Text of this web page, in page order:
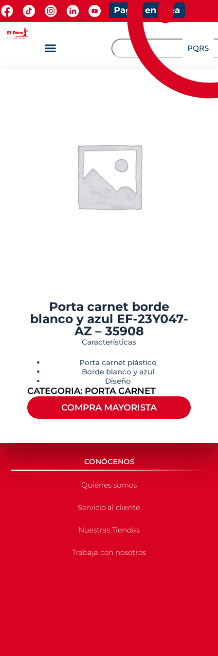
Pagos en línea
PQRS
Porta carnet borde
blanco y azul EF-23Y047-
AZ – 35908
Características
Porta carnet plástico
Borde blanco y azul
Diseño
CATEGORIA: PORTA CARNET
COMPRA MAYORISTA
CONÓCENOS
Quiénes somos
Servicio al cliente
Nuestras Tiendas
Trabaja con nosotros